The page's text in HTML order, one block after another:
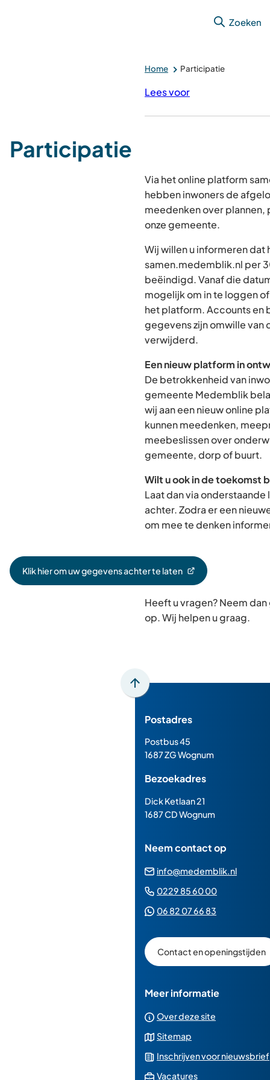
Zoeken
Home Participatie
Lees voor
Participatie
Via het online platform
hebben inwoners de
meedenken over
onze gemeente.
Wij willen u informeren dat
samen.medemblik.nl per
beëindigd. Vanaf die
mogelijk om in te loggen
het platform. Accounts en
gegevens zijn omwille van
verwijderd.
Een nieuw platform in
De betrokkenheid van
gemeente Medemblik
wij aan een nieuw online
kunnen meedenken,
meebeslissen over
gemeente, dorp of buurt.
Wilt u ook in de toekomst
Laat dan via
achter. Zodra er een
om mee te denken
Klik hier om uw gegevens achter te laten
(Verwijst
Heeft u vragen? Neem
op. Wij helpen u graag.
Scroll
boven
het
van
de
paginainhoud
Postadres
Postbus 45
1687 ZG Wognum
Bezoekadres
Dick Ketlaan 21
1687 CD Wognum
Neem contact op
info@medemblik.nl
0229 85 60 00(Verwijst
06 82 07 66 83
een
Whatsapp
Contact en openingstijden
Meer informatie
Over deze site
Sitemap
Inschrijven voor nieuwsbrief
Vacatures(Verwijst